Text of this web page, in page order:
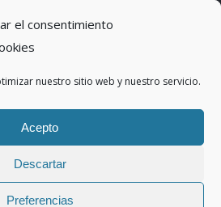
el consentimiento
nuestro sitio web y nuestro servicio.
Acepto
Descartar
Preferencias
Hídrica en una planta de
S.L. | Todos los derechos reservados.